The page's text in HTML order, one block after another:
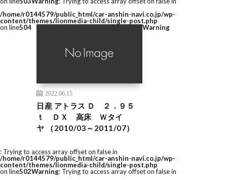
/home/r0144579/public_html/car-anshin-navi.co.jp/wp-
content/themes/lionmedia-child/single-post.php
on line504
2022.06.15
日産 アトラス Ｄ ２．９５
ｔ ＤＸ 高床 Ｗタイ
ヤ （2010/03～2011/07）
Warning
: Trying to access array offset on false in
/home/r0144579/public_html/car-anshin-navi.co.jp/wp-
content/themes/lionmedia-child/single-post.php
on line502Warning: Trying to access array offset on false in